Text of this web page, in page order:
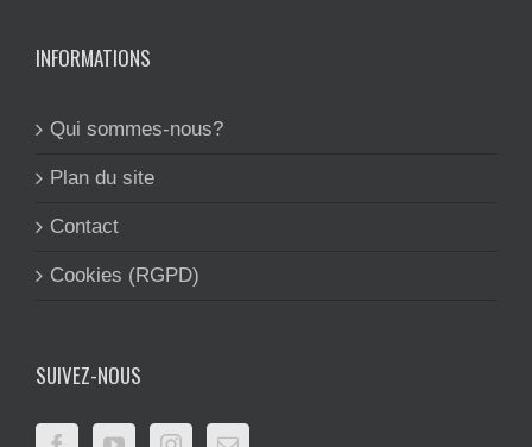
INFORMATIONS
Qui sommes-nous?
Plan du site
Contact
Cookies (RGPD)
SUIVEZ-NOUS